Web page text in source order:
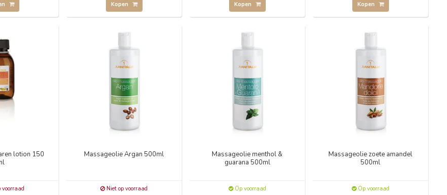
Kopen Kopen Kopen
lotion 150
Massageolie Argan 500ml
Niet op voorraad
Massageolie menthol &
guarana 500ml
Op voorraad
Massageolie zoete amandel
500ml
Op voorraad